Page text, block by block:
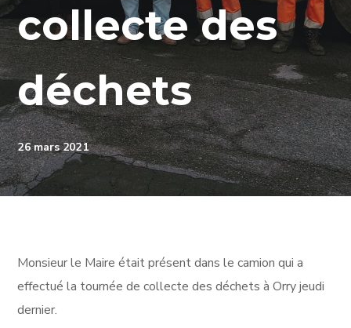
collecte des
déchets
26 mars 2021
Monsieur le Maire était présent dans le camion qui a
effectué la tournée de collecte des déchets à Orry jeudi
dernier.